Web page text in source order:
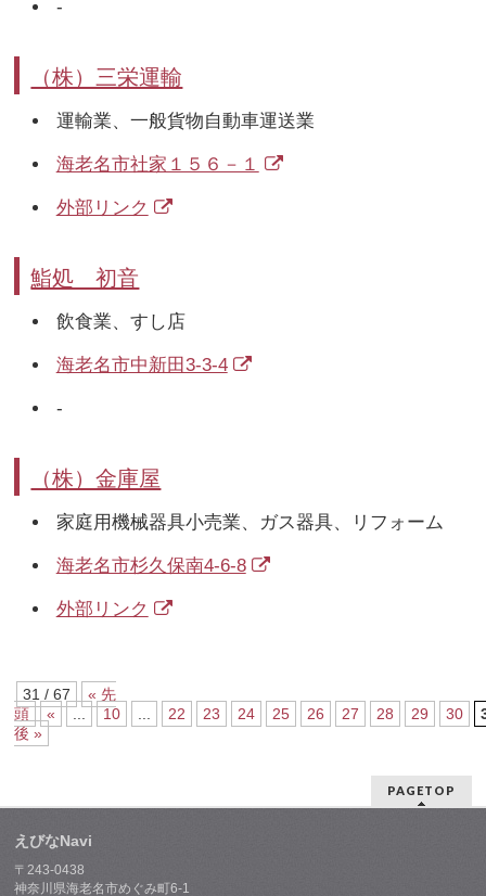
-
（株）三栄運輸
運輸業、一般貨物自動車運送業
海老名市社家１５６－１
外部リンク
鮨処 初音
飲食業、すし店
海老名市中新田3-3-4
-
（株）金庫屋
家庭用機械器具小売業、ガス器具、リフォーム
海老名市杉久保南4-6-8
外部リンク
31 / 67
« 先
頭
« 10 22 23 24 25 26 27 28 29 30
後 »
PAGETOP
えびなNavi
〒243-0438
神奈川県海老名市めぐみ町6-1